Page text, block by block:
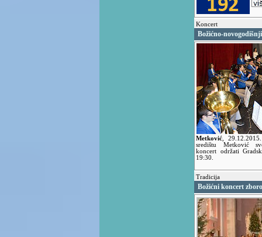
Koncert
Božićno-
Metković
središtu Metković
koncert održati
19:30.
Tradicija
Božićni koncert